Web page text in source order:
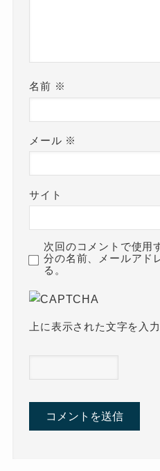
名前 ※
メール ※
サイト
次回のコメントで使用
分の名前、メールアド
る。
上に表示された文字を入